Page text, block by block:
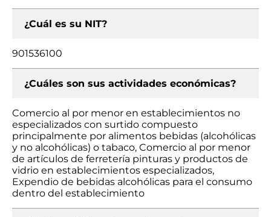
¿Cuál es su NIT?
901536100
¿Cuáles son sus actividades económicas?
Comercio al por menor en establecimientos no
especializados con surtido compuesto
principalmente por alimentos bebidas (alcohólicas
y no alcohólicas) o tabaco, Comercio al por menor
de artículos de ferretería pinturas y productos de
vidrio en establecimientos especializados,
Expendio de bebidas alcohólicas para el consumo
dentro del establecimiento